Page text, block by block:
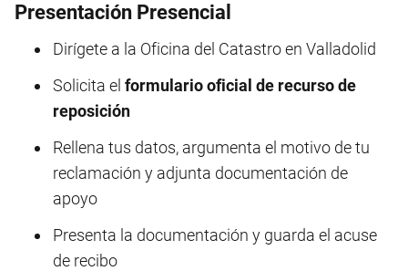
Presentación Presencial
Dirígete a la Oficina del Catastro en Valladolid
Solicita el formulario oficial de recurso de
reposición
Rellena tus datos, argumenta el motivo de tu
reclamación y adjunta documentación de
apoyo
Presenta la documentación y guarda el acuse
de recibo